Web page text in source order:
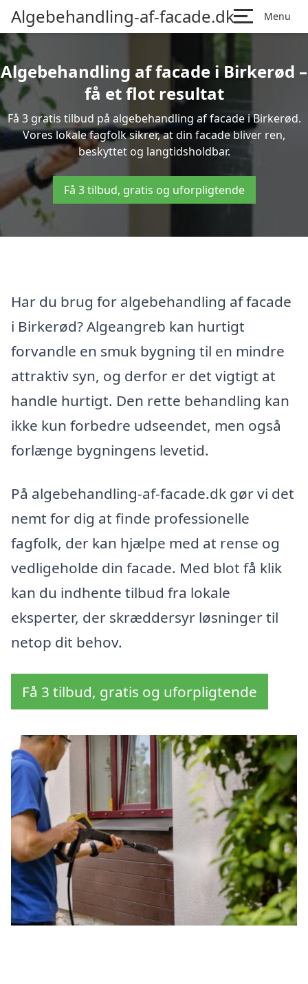
Algebehandling-af-facade.dk Menu
Algebehandling af facade i Birkerød –
få et flot resultat
Få 3 gratis tilbud på algebehandling af facade i Birkerød.
Vores lokale fagfolk sikrer, at din facade bliver ren,
beskyttet og langtidsholdbar.
Få 3 tilbud, gratis og uforpligtende
Har du brug for algebehandling af facade
i Birkerød? Algeangreb kan hurtigt
forvandle en smuk bygning til en mindre
attraktiv syn, og derfor er det vigtigt at
handle hurtigt. Den rette behandling kan
ikke kun forbedre udseendet, men også
forlænge bygningens levetid.
På algebehandling-af-facade.dk gør vi det
nemt for dig at finde professionelle
fagfolk, der kan hjælpe med at rense og
vedligeholde din facade. Med blot få klik
kan du indhente tilbud fra lokale
eksperter, der skræddersyr løsninger til
netop dit behov.
Få 3 tilbud, gratis og uforpligtende